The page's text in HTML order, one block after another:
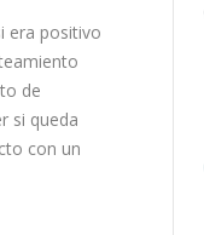
era positivo
de
si queda
con un